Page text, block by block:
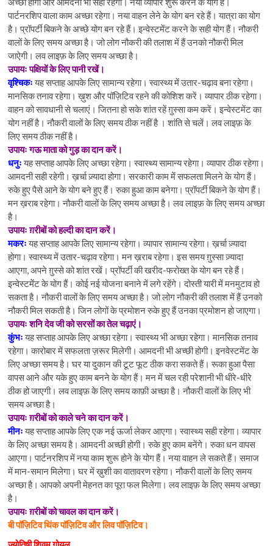
पार्टनरशिप वाला काम अच्छा रहेगा। नया वाहन लेने के योग बन रहे हैं। यात्रा का योग
है। प्रॉपर्टी बिकने के अच्छे योग बन रहे हैं। इन्वेस्टमेंट करने के सही योग हैं। नौकरी
वालों के लिए समय अच्छा है। जो लोग नौकरी की तलाश में हैं उनको नौकरी मिल
जाऐगी। लव लाइफ़ के लिए समय अच्छा है।
उपायः पक्षियों के लिए पानी रखें।
वृश्चिकः यह सप्ताह आपके लिए सामान्य रहेगा। स्वास्थ्य में उतार-चढ़ाव बना रहेगा।
मानसिक तनाव रहेगा। ख़ुश और पॉज़िटिव रहने की कोशिश करें। व्यापार ठीक रहेगा।
वाहन को सावधानी से चलाएं। जितना हो सके शांत रहें ग़ुस्सा कम करें। इन्वेस्टमेंट का
योग नहीं है। नौकरी वालों के लिए समय ठीक नहीं है । शांति से चलें। लव लाइफ़ के
लिए समय ठीक नहीं है।
उपायः गऊ माता को गुड़ का दान करें।
धनुः यह सप्ताह आपके लिए अच्छा रहेगा। स्वास्थ्य सामान्य रहेगा। व्यापार ठीक रहेगा।
आमदनी सही रहेगी। ख़र्चा ज़्यादा होगा। सरकारी काम में सफलता मिलने के योग हैं।
रुके हुए पैसे आने के योग बने हुए हैं। रुका हुआ काम बनेगा। प्रॉपर्टी बिकने के योग हैं।
मन ख़राब रहेगा। नौकरी वालों के लिए समय अच्छा है। लव लाइफ़ के लिए समय अच्छा
है।
उपायः ग़रीबों को हल्दी का दान करें।
मकरः यह सप्ताह आपके लिए सामान्य रहेगा। व्यापार सामान्य रहेगा। ख़र्चा ज़्यादा
होगा। स्वास्थ्य में उतार-चढ़ाव रहेगा। मन ख़राब रहेगा। इस समय ग़ुस्सा ज़्यादा
आएगा, अपने ग़ुस्से को शांत रखें। प्रॉपर्टी की खरीद-फरोख्त के योग बन रहे हैं।
इन्वेस्टमेंट के योग हैं। कोई नई योजना बनाने में लगे रहेंगे। दोस्ती यारी में मनमुटाव हो
सकता है। नौकरी वालों के लिए समय अच्छा है। जो लोग नौकरी की तलाश में हैं उनको
नौकरी मिल सकती है। जिन लोगों के प्रमोशन रुके हुए हैं उनका प्रमोशन हो जाएगा।
उपायः शनि देव जी को सरसों का तेल चढ़ाएं।
कुंभः यह सप्ताह आपके लिए अच्छा रहेगा। स्वास्थ्य भी अच्छा रहेगा। मानसिक तनाव
रहेगा। कारोबार में सफलता ज़रूर मिलेगी। आमदनी भी अच्छी होगी। इनवेस्टमेंट के
लिए अच्छा समय है। घर या दुकान की टूट फूट ठीक करा सकते हैं। रूका हुआ पैसा
वापस आने और यके हुए काम बनने के योग हैं। मन में चल रही परेशानी भी धीरे-धीरे
ठीक हो जाएगी। लव लाइफ़ के लिए समय काफ़ी अच्छा है। नौकरी वालों के लिए भी
समय अच्छा है।
उपायः ग़रीबों को काले चने का दान करें।
मीनः यह सप्ताह आपके लिए एक नई ऊर्जा लेकर आएगा। स्वास्थ्य सही रहेगा। व्यापार
के लिए अच्छा समय है। आमदनी अच्छी होगी। रुके हुए काम बनेंगे। रुका धन वापस
आएगा। पार्टनरशिप में नया काम शुरू होने के योग हैं। नया वाहन ले सकते हैं। समाज
में मान-समान मिलेगा। घर में ख़ुशी का वातावरण रहेगा। नौकरी वालों के लिए समय
अच्छा है। आपको अपनी मेहनत का पूरा फल मिलेगा। लव लाइफ़ के लिए समय अच्छा
है।
उपायः ग़रीबों को चावल का दान करें।
बी पॉज़िटिव थिंक पॉज़िटिव और लिव पॉज़िटिव।